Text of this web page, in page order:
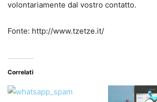
volontariamente dal vostro contatto.
Fonte: http://www.tzetze.it/
Correlati